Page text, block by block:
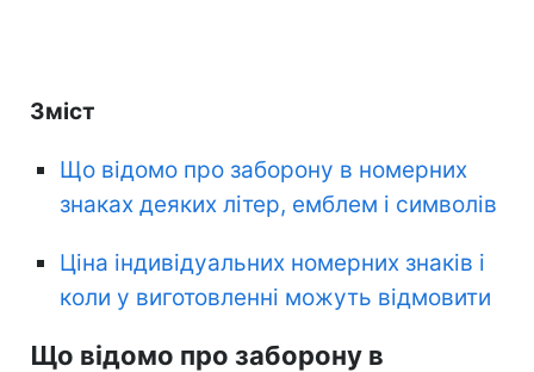
Зміст
Що відомо про заборону в номерних
знаках деяких літер, емблем і символів
Ціна індивідуальних номерних знаків і
коли у виготовленні можуть відмовити
Що відомо про заборону в